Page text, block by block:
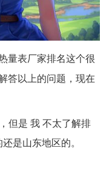
量表厂家排名这个很
答以上的问题，现在
但是 我 不太了解排
是山东地区的。